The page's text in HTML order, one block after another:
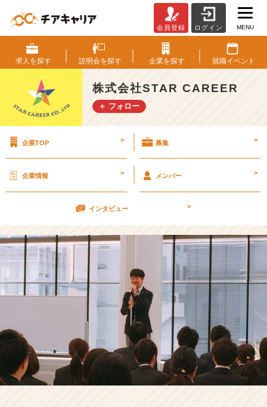
う
す
ぐ
入
社
式！
社
A
R
A
R
E
R
タ
ラ
イ
|
会員登録 ログイン MENU
求人を探す 説明会を探す 企業を探す 就職イベント
株式会社STAR CAREER
＋ フォロー
企業TOP > 募集 >
企業情報 > メンバー >
インタビュー >